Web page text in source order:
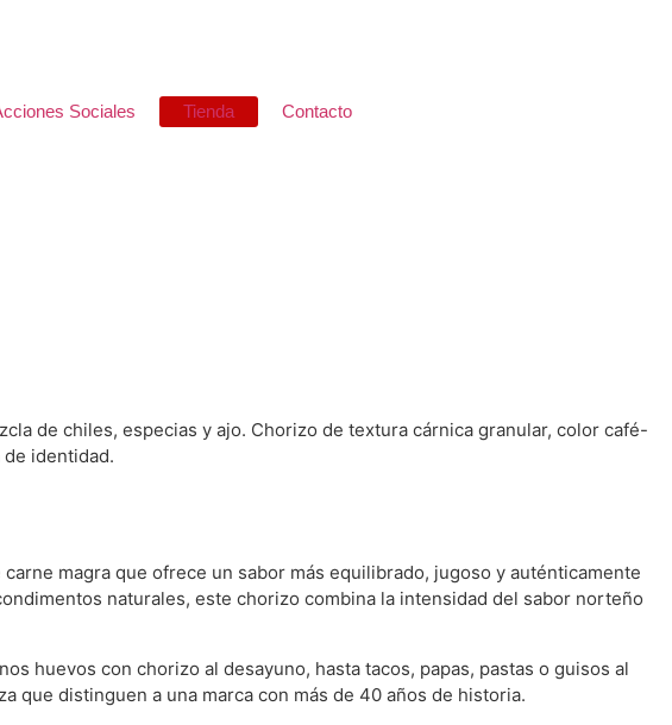
Sociales Tienda Contacto
de chiles, especias y ajo. Chorizo de textura cárnica granular, color café-
identidad.
magra que ofrece un sabor más equilibrado, jugoso y auténticamente
naturales, este chorizo combina la intensidad del sabor norteño
huevos con chorizo al desayuno, hasta tacos, papas, pastas o guisos al
que distinguen a una marca con más de 40 años de historia.